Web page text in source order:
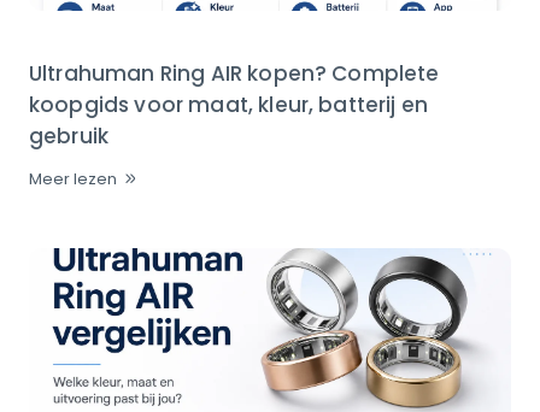
Ultrahuman Ring AIR kopen? Complete
koopgids voor maat, kleur, batterij en
gebruik
Meer lezen